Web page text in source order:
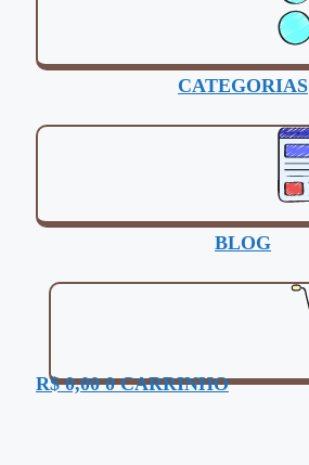
CATEGORIAS
BLOG
R$0,00 0 CARRINHO